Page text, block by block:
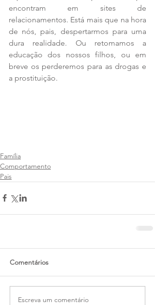
encontram em sites de
relacionamentos. Está mais que na hora
de nós, pais, despertarmos para uma
dura realidade. Ou retomamos a
educação dos nossos filhos, ou em
breve os perderemos para as drogas e
a prostituição.
Família
Comportamento
Pais
Comentários
Escreva um comentário